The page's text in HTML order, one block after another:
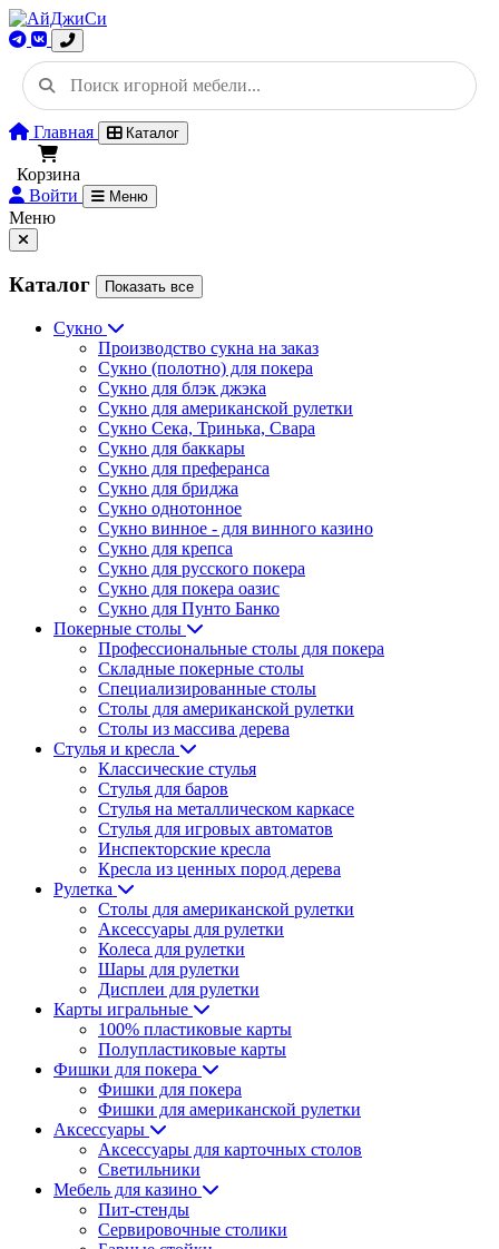
Главная Каталог
Корзина
Войти
Меню
Меню
Каталог Показать все
Сукно
Производство сукна на заказ
Сукно (полотно) для покера
Сукно для блэк джэка
Сукно для американской рулетки
Сукно Сека, Тринька, Свара
Сукно для баккары
Сукно для преферанса
Сукно для бриджа
Сукно однотонное
Сукно винное - для винного казино
Сукно для крепса
Сукно для русского покера
Сукно для покера оазис
Сукно для Пунто Банко
Покерные столы
Профессиональные столы для покера
Складные покерные столы
Специализированные столы
Столы для американской рулетки
Столы из массива дерева
Стулья и кресла
Классические стулья
Стулья для баров
Стулья на металлическом каркасе
Стулья для игровых автоматов
Инспекторские кресла
Кресла из ценных пород дерева
Рулетка
Столы для американской рулетки
Аксессуары для рулетки
Колеса для рулетки
Шары для рулетки
Дисплеи для рулетки
Карты игральные
100% пластиковые карты
Полупластиковые карты
Фишки для покера
Фишки для покера
Фишки для американской рулетки
Аксессуары
Аксессуары для карточных столов
Светильники
Мебель для казино
Пит-стенды
Сервировочные столики